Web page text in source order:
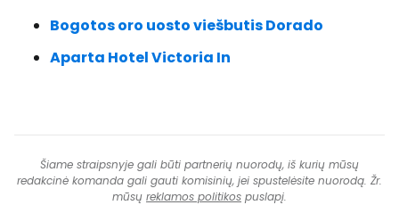
Bogotos oro uosto viešbutis Dorado
Aparta Hotel Victoria In
Šiame straipsnyje gali būti partnerių nuorodų, iš kurių mūsų
redakcinė komanda gali gauti komisinių, jei spustelėsite nuorodą. Žr.
mūsų reklamos politikos puslapį.